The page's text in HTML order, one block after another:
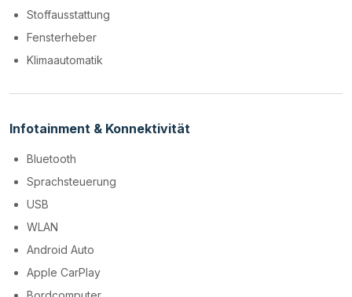
Stoffausstattung
Fensterheber
Klimaautomatik
Infotainment & Konnektivität
Bluetooth
Sprachsteuerung
USB
WLAN
Android Auto
Apple CarPlay